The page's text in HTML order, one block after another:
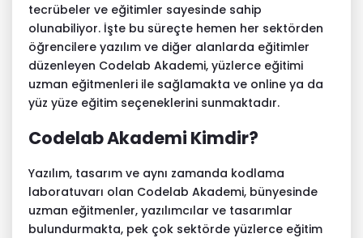
tecrübeler ve eğitimler sayesinde sahip
olunabiliyor. İşte bu süreçte hemen her sektörden
öğrencilere yazılım ve diğer alanlarda eğitimler
düzenleyen Codelab Akademi, yüzlerce eğitimi
uzman eğitmenleri ile sağlamakta ve online ya da
yüz yüze eğitim seçeneklerini sunmaktadır.
Codelab Akademi Kimdir?
Yazılım, tasarım ve aynı zamanda kodlama
laboratuvarı olan Codelab Akademi, bünyesinde
uzman eğitmenler, yazılımcılar ve tasarımlar
bulundurmakta, pek çok sektörde yüzlerce eğitim